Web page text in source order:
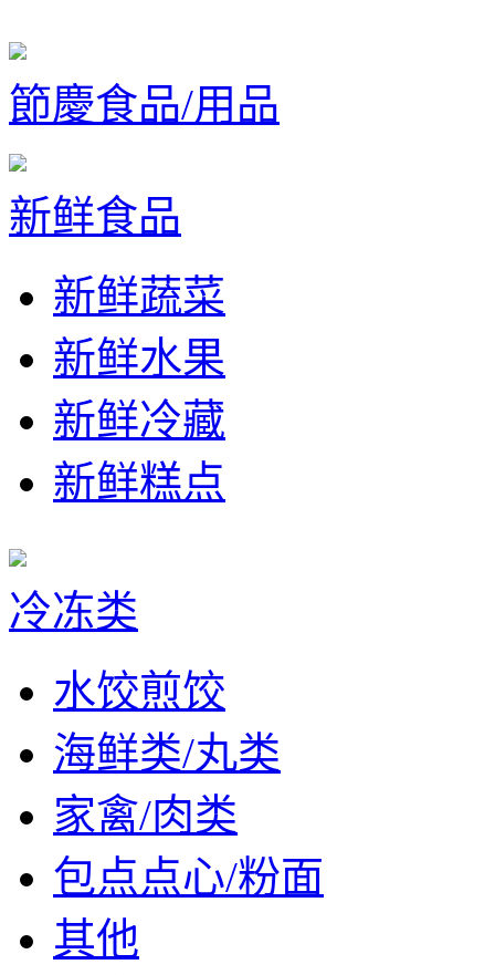
節慶食品/用品
新鲜食品
新鲜蔬菜
新鲜水果
新鲜冷藏
新鲜糕点
冷冻类
水饺煎饺
海鲜类/丸类
家禽/肉类
包点点心/粉面
其他